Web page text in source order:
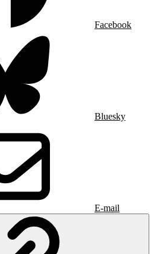
Facebook
Bluesky
E-mail